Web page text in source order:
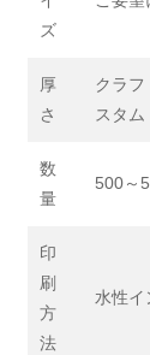
ズ
厚
さ
クラ
スタム
数
量
500～
印
刷
方
法
水性イ